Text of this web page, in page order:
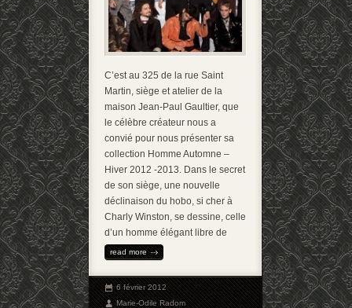
C’est au 325 de la rue Saint
Martin, siège et atelier de la
maison Jean-Paul Gaultier, que
le célèbre créateur nous a
convié pour nous présenter sa
collection Homme Automne –
Hiver 2012 -2013. Dans le secret
de son siège, une nouvelle
déclinaison du hobo, si cher à
Charly Winston, se dessine, celle
d’un homme élégant libre de
read more
6 février 2012
Marie-Odile Radom